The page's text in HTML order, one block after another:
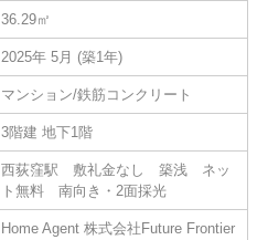
36.29㎡
2025年 5月 (築1年)
マンション/鉄筋コンクリート
3階建 地下1階
西荻窪駅 敷礼金なし 築浅 ネッ
ト無料 南向き・2面採光
Home Agent 株式会社Future Frontier